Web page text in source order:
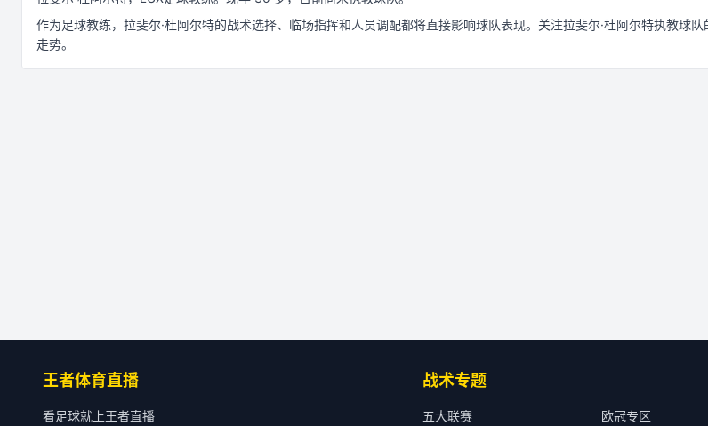
作为足球教练， 拉斐尔·杜阿尔特的战术选择、临场指挥和人员调配都将直接影响球队表现。关注拉斐尔·杜阿尔特执教球队
走势。
王者体育直播
看足球就上王者直播
战术专题
五大联赛 欧冠专区